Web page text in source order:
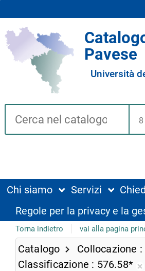
Pavese
Università
Cerca su "Catalogo"
Chi siamo Servizi
Regole per la privacy e la
Torna indietro vai alla pagina
Catalogo Collocazione
Classificazione
576.58*